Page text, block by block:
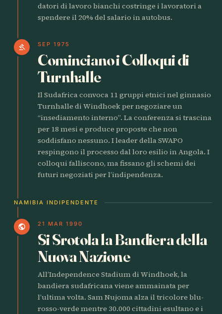
datori di lavoro bianchi costringe i lavoratori a
spendere il 20% del salario in autobus.
gavel SEP 1975
Cominciano i Colloqui di
Turnhalle
Il Sudafrica convoca 11 gruppi etnici nel ginnasio
Turnhalle di Windhoek per negoziare un
“insediamento interno”. La conferenza si trascina
per 18 mesi e produce proposte che non
soddisfano nessuno. I leader della SWAPO
respingono il processo dal loro esilio in Angola. I
colloqui falliscono, ma fissano gli schemi dei
futuri negoziati per l’indipendenza.
NAMIBIA INDIPENDENTE
public 21 MAR 1990
Si Srotola la Bandiera della
Nuova Nazione
All’Independence Stadium di Windhoek, la
bandiera sudafricana viene ammainata per
l’ultima volta. Sam Nujoma alza il tricolore blu-
rosso-verde mentre 30.000 cittadini esultano e i